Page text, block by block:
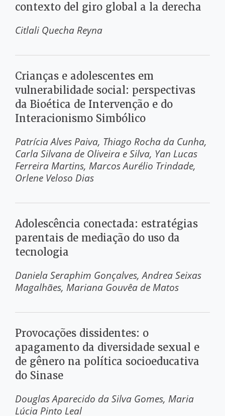
contexto del giro global a la derecha
Citlali Quecha Reyna
Crianças e adolescentes em
vulnerabilidade social: perspectivas
da Bioética de Intervenção e do
Interacionismo Simbólico
Patrícia Alves Paiva Thiago Rocha da Cunha
Carla Silvana de Oliveira e Silva Yan Lucas
Ferreira Martins Marcos Aurélio Trindade
Orlene Veloso Dias
Adolescência conectada: estratégias
parentais de mediação do uso da
tecnologia
Daniela Seraphim Gonçalves Andrea Seixas
Magalhães Mariana Gouvêa de Matos
Provocações dissidentes: o
apagamento da diversidade sexual e
de gênero na política socioeducativa
do Sinase
Douglas Aparecido da Silva Gomes Maria
Lúcia Pinto Leal